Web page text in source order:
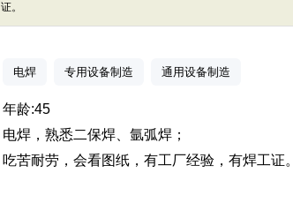
证。
电焊 专用设备制造 通用设备制造
年龄:45
电焊，熟悉二保焊、氩弧焊；
吃苦耐劳，会看图纸，有工厂经验，有焊工证。